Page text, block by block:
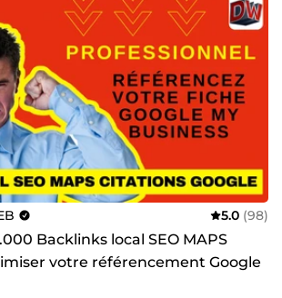
5.0 (98)
Backlinks local SEO MAPS
votre référencement Google